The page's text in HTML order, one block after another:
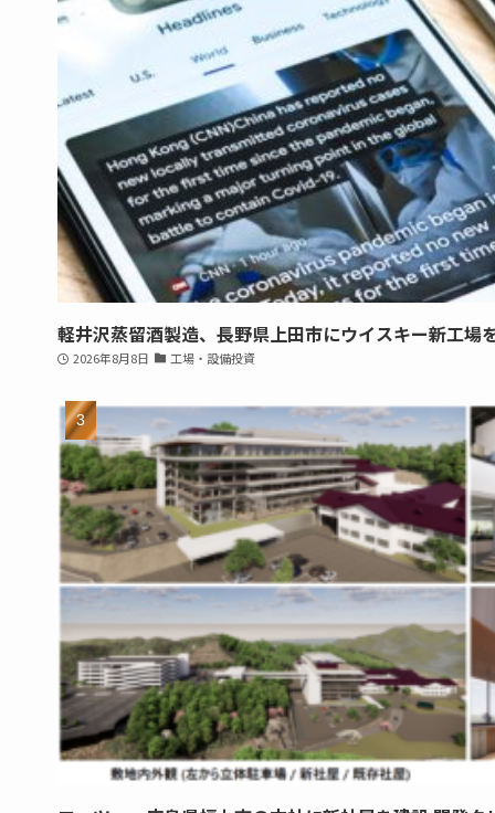
軽井沢蒸留酒製造、長野県上田市にウイスキー新工場
2026年8月8日 工場・設備投資